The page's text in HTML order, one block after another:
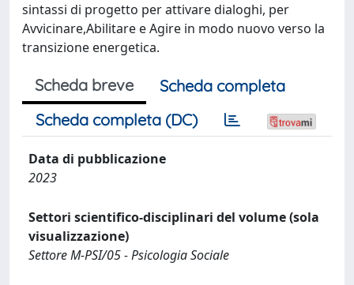
sintassi di progetto per attivare dialoghi, per
Avvicinare,Abilitare e Agire in modo nuovo verso la
transizione energetica.
Scheda breve
Scheda completa
Scheda completa (DC)
Data di pubblicazione
2023
Settori scientifico-disciplinari del volume (sola
visualizzazione)
Settore M-PSI/05 - Psicologia Sociale